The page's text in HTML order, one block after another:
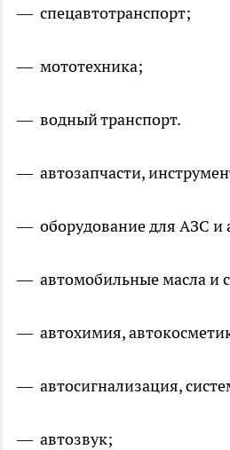
— спецавтотранспорт;
— мототехника;
— водный транспорт.
— автозапчасти,
— оборудование для АЗС и
— автомобильные масла и
— автохимия,
— автосигнализация,
— автозвук;